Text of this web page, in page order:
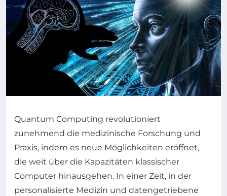
Quantum Computing revolutioniert
zunehmend die medizinische Forschung und
Praxis, indem es neue Möglichkeiten eröffnet,
die weit über die Kapazitäten klassischer
Computer hinausgehen. In einer Zeit, in der
personalisierte Medizin und datengetriebene